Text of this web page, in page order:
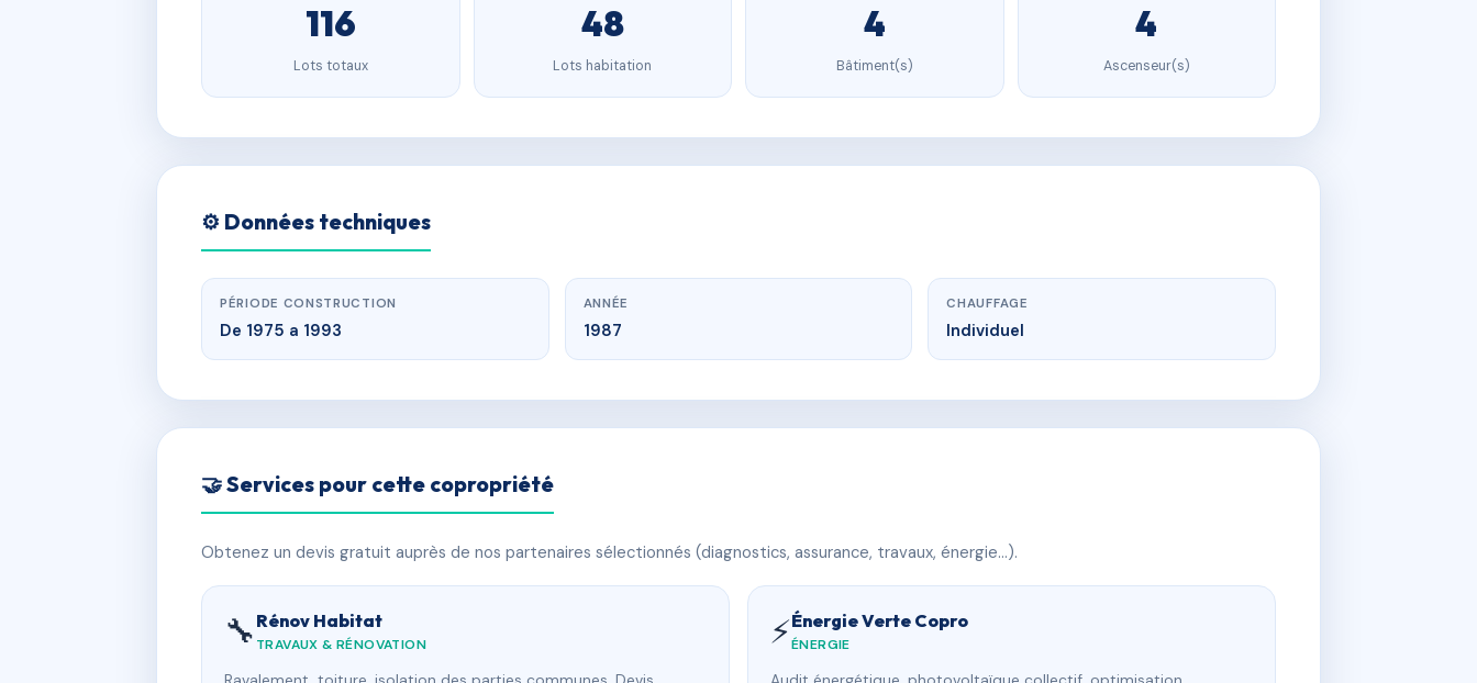
116
Lots totaux
48
Lots habitation
4
Bâtiment(s)
4
Ascenseur(s)
⚙️ Données techniques
PÉRIODE CONSTRUCTION
De 1975 a 1993
ANNÉE
1987
CHAUFFAGE
Individuel
🤝 Services pour cette copropriété
Obtenez un devis gratuit auprès de nos partenaires sélectionnés (diagnostics, assurance, travaux, énergie…).
🔧 Rénov Habitat
TRAVAUX & RÉNOVATION ⚡Énergie Verte Copro
ÉNERGIE